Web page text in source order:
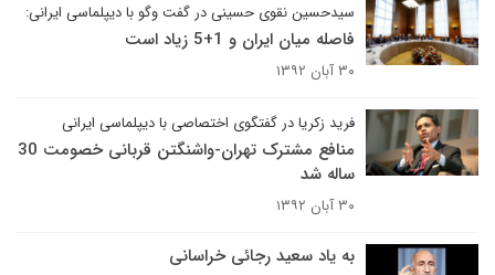
سیدحسین نقوی حسینی در گفت وگو با دیپلماسی ایرانی:
فاصله میان ایران و 1+5 زیاد است
۳۰ آبان ۱۳۹۲
فرید زکریا در گفتگوی اختصاصی با دیپلماسی ایرانی
منافع مشترک تهران-واشنگتن قربانی خصومت 30
ساله شد
۳۰ آبان ۱۳۹۲
به یاد سعید رجائی خراسانی